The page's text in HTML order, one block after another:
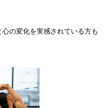
の変化を実感されている方も